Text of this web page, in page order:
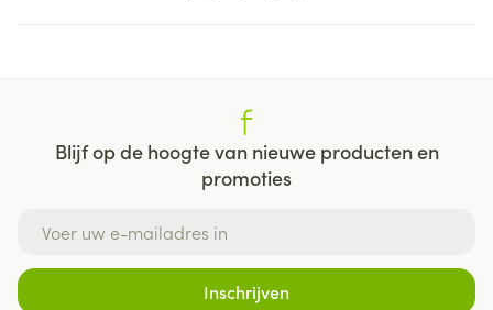
Blijf op de hoogte van nieuwe producten en
promoties
Inschrijven